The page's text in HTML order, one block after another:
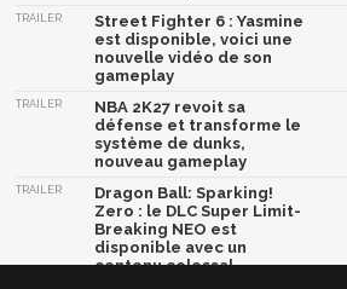
TRAILER
Street Fighter 6 : Yasmine
est disponible, voici une
nouvelle vidéo de son
gameplay
TRAILER
NBA 2K27 revoit sa
défense et transforme le
système de dunks,
nouveau gameplay
TRAILER
Dragon Ball: Sparking!
Zero : le DLC Super Limit-
Breaking NEO est
disponible avec un
contenu colossal